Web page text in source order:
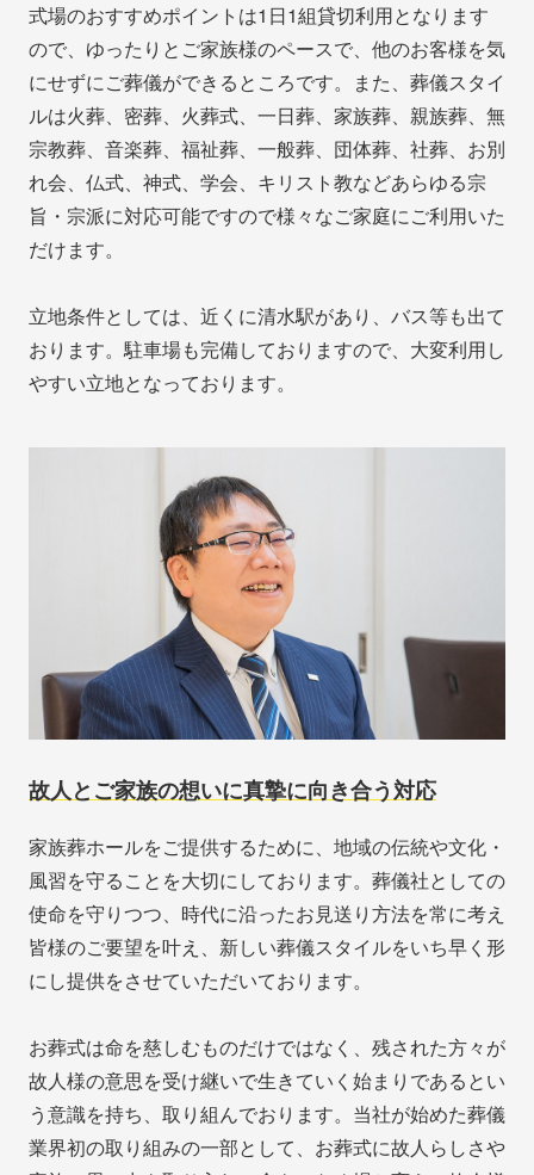
式場のおすすめポイントは1日1組貸切利用となります
ので、ゆったりとご家族様のペースで、他のお客様を気
にせずにご葬儀ができるところです。また、葬儀スタイ
ルは火葬、密葬、火葬式、一日葬、家族葬、親族葬、無
宗教葬、音楽葬、福祉葬、一般葬、団体葬、社葬、お別
れ会、仏式、神式、学会、キリスト教などあらゆる宗
旨・宗派に対応可能ですので様々なご家庭にご利用いた
だけます。
立地条件としては、近くに清水駅があり、バス等も出て
おります。駐車場も完備しておりますので、大変利用し
やすい立地となっております。
故人とご家族の想いに真摯に向き合う対応
家族葬ホールをご提供するために、地域の伝統や文化・
風習を守ることを大切にしております。葬儀社としての
使命を守りつつ、時代に沿ったお見送り方法を常に考え
皆様のご要望を叶え、新しい葬儀スタイルをいち早く形
にし提供をさせていただいております。
お葬式は命を慈しむものだけではなく、残された方々が
故人様の意思を受け継いで生きていく始まりであるとい
う意識を持ち、取り組んでおります。当社が始めた葬儀
業界初の取り組みの一部として、お葬式に故人らしさや